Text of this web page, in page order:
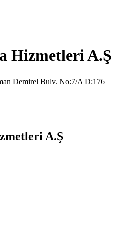
Hizmetleri A.Ş
Demirel Bulv. No:7/A D:176
A.Ş